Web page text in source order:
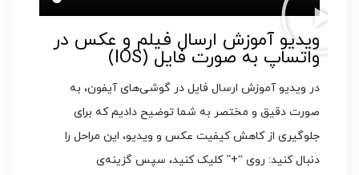
ویدیو آموزش ارسال فیلم و عکس در
واتساپ به صورت فایل (IOS)
در ویدیو آموزش ارسال فایل در گوشی‌های آیفون، به
صورت دقیق و مختصر به شما توضیح دادیم که برای
جلوگیری از کاهش کیفیت عکس و ویدیو، این مراحل را
دنبال کنید: روی “+” کلیک کنید، سپس گزینه‌ی